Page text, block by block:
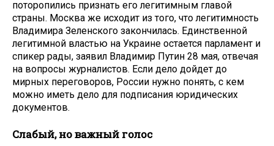
поторопились признать его легитимным главой
страны. Москва же исходит из того, что легитимность
Владимира Зеленского закончилась. Единственной
легитимной властью на Украине остается парламент и
спикер рады, заявил Владимир Путин 28 мая, отвечая
на вопросы журналистов. Если дело дойдет до
мирных переговоров, России нужно понять, с кем
можно иметь дело для подписания юридических
документов.
Слабый, но важный голос